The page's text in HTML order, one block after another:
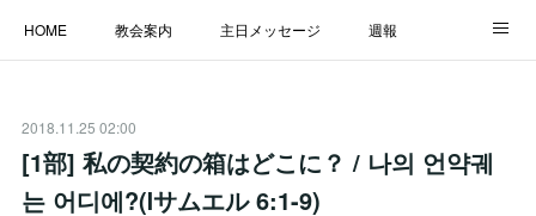
HOME 教会案内 主日メッセージ 週報
LINK
2018.11.25 02:00
[1部] 私の契約の箱はどこに？ / 나의 언약궤
는 어디에?(Ⅰサムエル 6:1-9)